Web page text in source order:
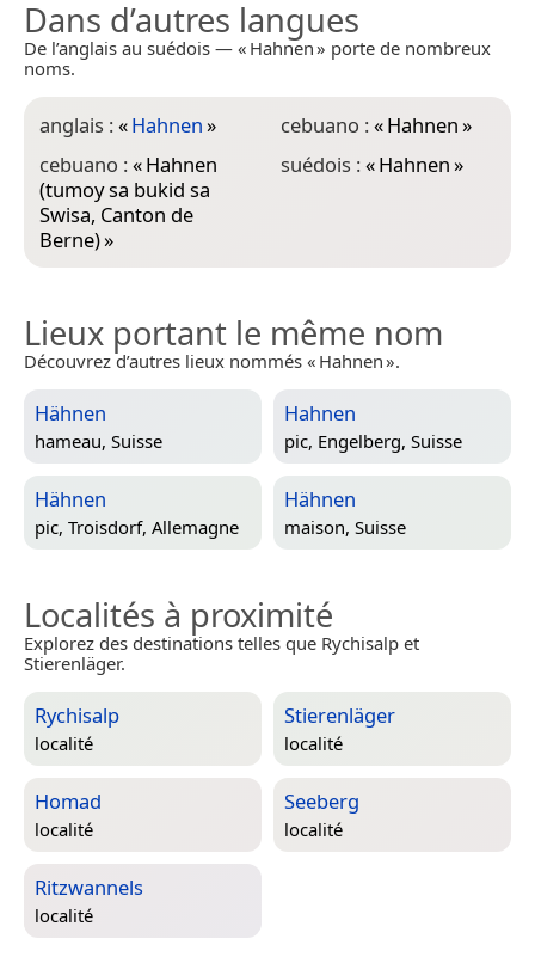
Dans d’autres langues
De l’anglais au suédois — « Hahnen » porte de nombreux
noms.
anglais :«Hahnen»
cebuano :«Hahnen
(tumoy sa bukid sa
Swisa, Canton de
Berne)»
cebuano :«Hahnen»
suédois :«Hahnen»
Lieux portant le même nom
Découvrez d’autres lieux nommés « Hahnen ».
Hähnen
hameau, Suisse
Hahnen
pic, Engelberg, Suisse
Hähnen
pic, Troisdorf, Allemagne
Hähnen
maison, Suisse
Localités à proximité
Explorez des destinations telles que Rychisalp et
Stierenläger.
Rychisalp
localité
Stierenläger
localité
Homad
localité
Seeberg
localité
Ritzwannels
localité